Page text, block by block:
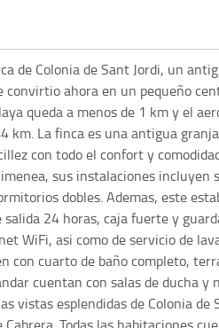
de Colonia de Sant Jordi, un
convirtio ahora en un pequeño
queda a menos de 1 km y el
km. La finca es una antigua
con todo el confort y
sus instalaciones incluyen
dobles. Ademas, este
24 horas, caja fuerte y
WiFi, asi como de servicio de
con cuarto de baño completo,
cuentan con salas de ducha y
vistas esplendidas de Colonia de